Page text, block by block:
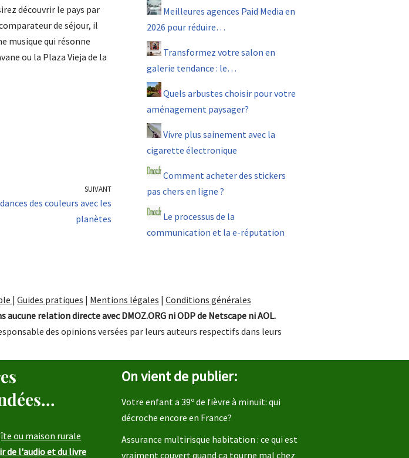
découvrir le pays par
de séjour, il
musique qui résonne
ou la Plaza Vieja de la
SUIVANT
des couleurs avec les
planètes
Meilleures agences Paid Media en
2026 pour réduire…
Transformez votre salon en
galerie tendance : le…
Quels arbustes choisir pour votre
aménagement paysager?
Vivre plus sainement avec la
cigarette électronique
Comment acheter des stickers
pas chers en ligne ?
Le processus de la
communication et la e-réputation
| Guides pratiques | Mentions légales | Conditions générales
relation directe avec DMOZ.ORG ni ODP de Netscape ni AOL.
des opinions versées par leurs auteurs respectifs dans leurs
ou maison rurale
de l'audio et du livre
On vient de publier:
Votre enfant a 39º de fièvre à minuit: qui
décroche encore en France?
Assurance multirisque habitation : ce qui est
vraiment couvert quand ça tourne mal chez